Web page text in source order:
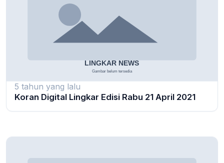
5 tahun yang lalu
Koran Digital Lingkar Edisi Rabu 21 April 2021